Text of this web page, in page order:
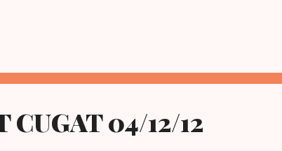
és més gran i és la primera eina de consum;
CUGAT 04/12/12